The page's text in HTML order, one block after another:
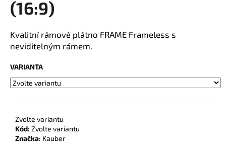
(16:9)
Kvalitní rámové plátno FRAME Frameless s
neviditelným rámem.
VARIANTA
Zvolte variantu
Kód: Zvolte variantu
Značka: Kauber
a
í
t
?